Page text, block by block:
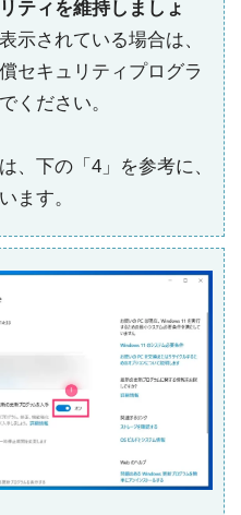
ティを維持しましょ
示されている場合は、
セキュリティプログラ
ください。
、下の「4」を参考に、
ます。